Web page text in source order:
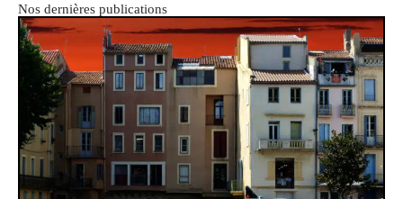
Nos dernières publications